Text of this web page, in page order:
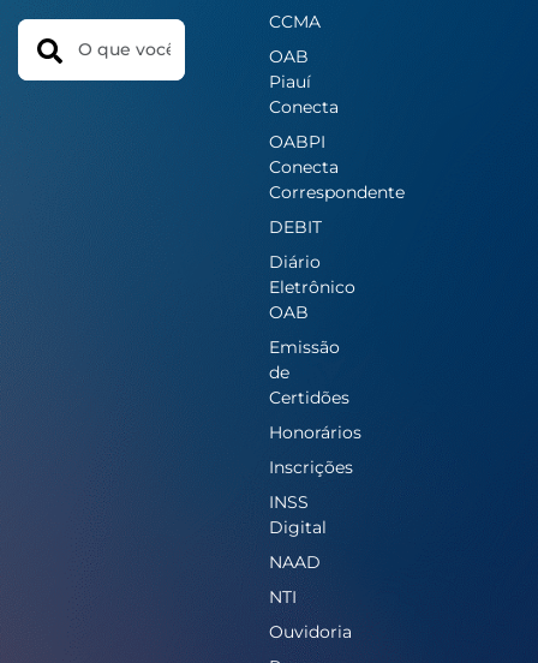
Search
CCMA
OAB
Piauí
Conecta
OABPI
Conecta
Correspondente
DEBIT
Diário
Eletrônico
OAB
Emissão
de
Certidões
Honorários
Inscrições
INSS
Digital
NAAD
NTI
Ouvidoria